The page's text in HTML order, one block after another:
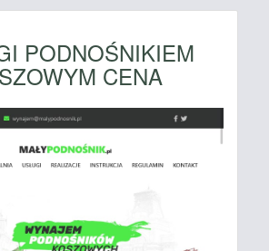
PODNOŚNIKIEM
CENA